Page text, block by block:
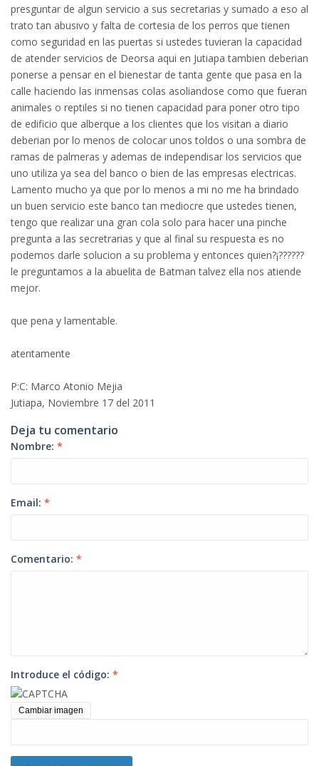
presguntar de algun servicio a sus secretarias y sumado a eso al
trato tan abusivo y falta de cortesia de los perros que tienen
como seguridad en las puertas si ustedes tuvieran la capacidad
de atender servicios de Deorsa aqui en Jutiapa tambien deberian
ponerse a pensar en el bienestar de tanta gente que pasa en la
calle haciendo las inmensas colas asoliandose como que fueran
animales o reptiles si no tienen capacidad para poner otro tipo
de edificio que alberque a los clientes que los visitan a diario
deberian por lo menos de colocar unos toldos o una sombra de
ramas de palmeras y ademas de independisar los servicios que
uno utiliza ya sea del banco o bien de las empresas electricas.
Lamento mucho ya que por lo menos a mi no me ha brindado
un buen servicio este banco tan mediocre que ustedes tienen,
tengo que realizar una gran cola solo para hacer una pinche
pregunta a las secretrarias y que al final su respuesta es no
podemos darle solucion a su problema y entonces quien?¡??????
le preguntamos a la abuelita de Batman talvez ella nos atiende
mejor.
que pena y lamentable.
atentamente
P:C: Marco Atonio Mejia
Jutiapa, Noviembre 17 del 2011
Deja tu comentario
Nombre: *
Email: *
Comentario: *
Introduce el código: *
Cambiar imagen